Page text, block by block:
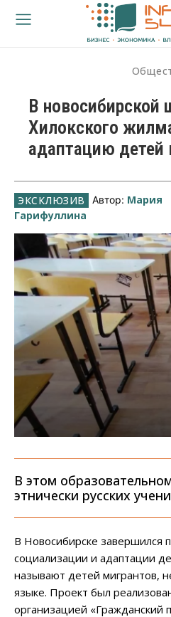
В новосибирской
Хилокского
адаптацию детей
Автор: Мария
Гарифуллина
В этом
этнически русских
В Новосибирске завершился
социализации и адаптации
называют детей мигрантов,
языке. Проект был
организацией «Гражданский